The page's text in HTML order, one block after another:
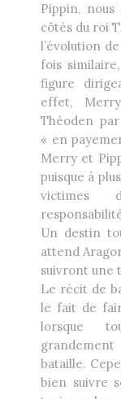
Pippin,
côtés du roi
l’évolution
fois
figure
effet,
Théoden
« en
Merry et
puisque à
victimes
Un destin
attend
suivront une
Le récit de
le fait de
lorsque
bataille.
bien suivre